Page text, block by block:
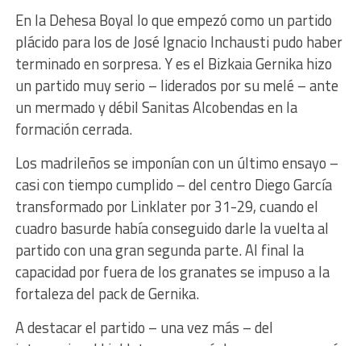
En la Dehesa Boyal lo que empezó como un partido
plácido para los de José Ignacio Inchausti pudo haber
terminado en sorpresa. Y es el Bizkaia Gernika hizo
un partido muy serio – liderados por su melé – ante
un mermado y débil Sanitas Alcobendas en la
formación cerrada.
Los madrileños se imponían con un último ensayo –
casi con tiempo cumplido – del centro Diego García
transformado por Linklater por 31-29, cuando el
cuadro basurde había conseguido darle la vuelta al
partido con una gran segunda parte. Al final la
capacidad por fuera de los granates se impuso a la
fortaleza del pack de Gernika.
A destacar el partido – una vez más – del